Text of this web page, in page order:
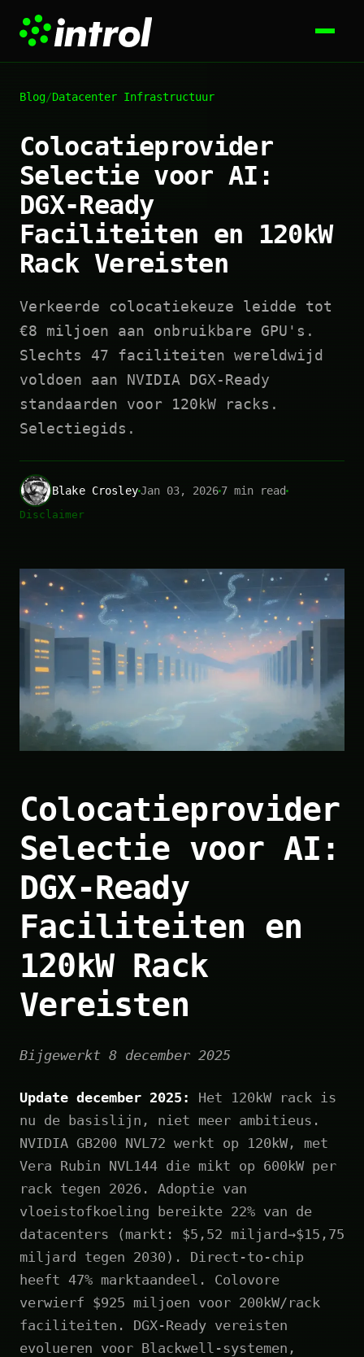
Blog/Datacenter Infrastructuur
Colocatieprovider
Selectie voor AI:
DGX-Ready
Faciliteiten en 120kW
Rack Vereisten
Verkeerde colocatiekeuze leidde tot
€8 miljoen aan onbruikbare GPU's.
Slechts 47 faciliteiten wereldwijd
voldoen aan NVIDIA DGX-Ready
standaarden voor 120kW racks.
Selectiegids.
Blake CrosleyJan 03, 20267 min read
Disclaimer
Colocatieprovider
Selectie voor AI:
DGX-Ready
Faciliteiten en
120kW Rack
Vereisten
Bijgewerkt 8 december 2025
Update december 2025:
Het 120kW rack is
nu de basislijn, niet meer ambitieus.
NVIDIA GB200 NVL72 werkt op 120kW, met
Vera Rubin NVL144 die mikt op 600kW per
rack tegen 2026. Adoptie van
vloeistofkoeling bereikte 22% van de
datacenters (markt: $5,52 miljard→$15,75
miljard tegen 2030). Direct-to-chip
heeft 47% marktaandeel. Colovore
verwierf $925 miljoen voor 200kW/rack
faciliteiten. DGX-Ready vereisten
evolueren voor Blackwell-systemen,